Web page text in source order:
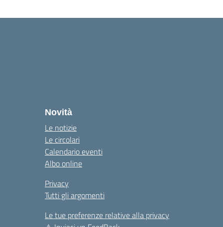
Novità
Le notizie
Le circolari
Calendario eventi
Albo online
Privacy
Tutti gli argomenti
Le tue preferenze relative alla privacy